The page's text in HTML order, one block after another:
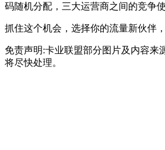
码随机分配，三大运营商之间的竞争
抓住这个机会，选择你的流量新伙伴
免责声明:卡业联盟部分图片及内容来
将尽快处理。